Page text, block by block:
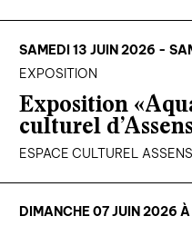
SAMEDI 13 JUIN 2026 -
EXPOSITION
Exposition
culturel
ESPACE CULTUREL ASSENS
DIMANCHE 07 JUIN 2026